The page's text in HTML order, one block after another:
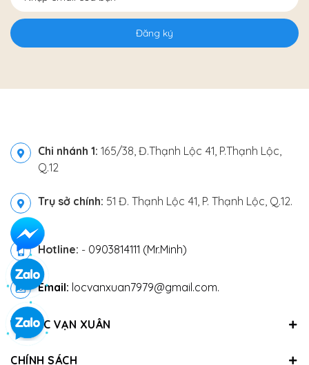
Đăng ký
Chi nhánh 1: 165/38, Đ.Thạnh Lộc 41, P.Thạnh Lộc,
Q.12
Trụ sở chính: 51 Đ. Thạnh Lộc 41, P. Thạnh Lộc, Q.12.
Hotline: - 0903814111 (Mr.Minh)
Email: locvanxuan7979@gmail.com.
VỀ LỘC VẠN XUÂN
CHÍNH SÁCH